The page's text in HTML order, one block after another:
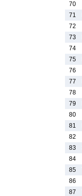
70
71
72
73
74
75
76
77
78
79
80
81
82
83
84
85
86
87